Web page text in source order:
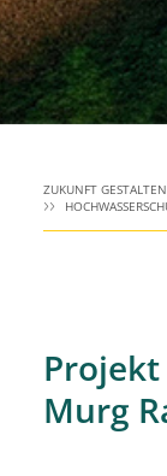
ZUKUNFT GESTALTEN
Murg